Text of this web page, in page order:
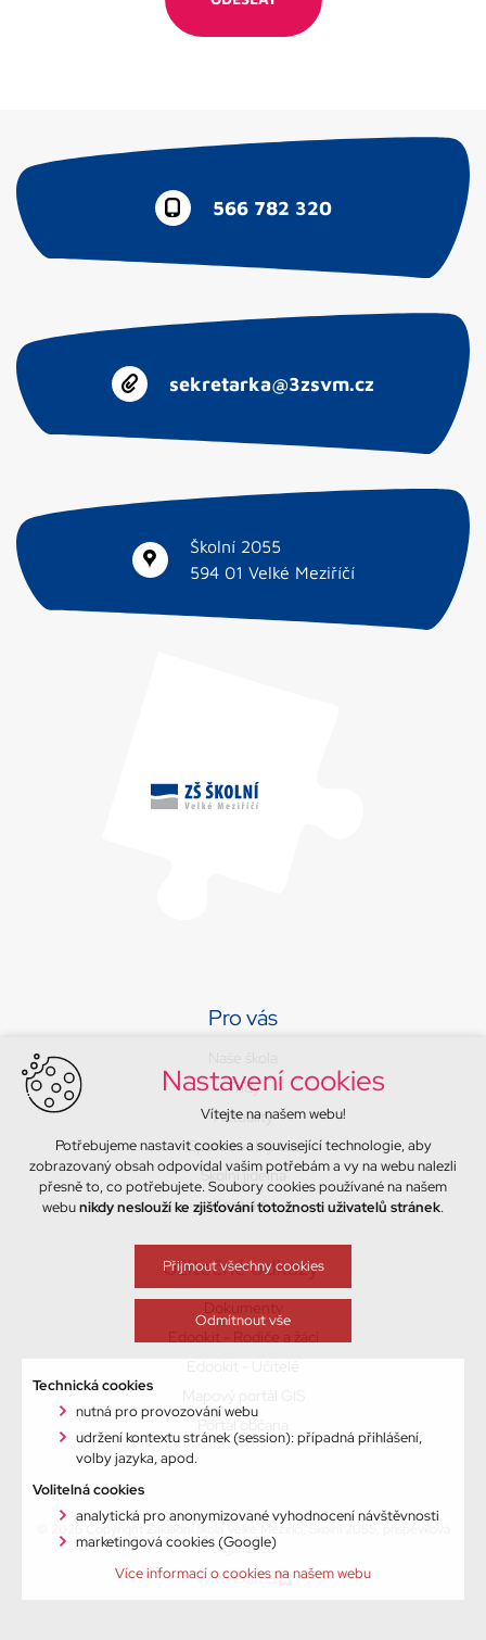
566 782 320
sekretarka@3zsvm.cz
Školní 2055
594 01 Velké Meziříčí
Pro vás
Třídy
Aktuality
Sport a volný čas
Školní jídelna
Kontakty
Užitečné odkazy
© 2026 Copyright Základní škola Velké Meziříčí, Školní 2055, příspěvková
organizace
Vytvořil xart.cz
Nastavení cookies
Vítejte na našem webu!
Potřebujeme nastavit cookies a související technologie, aby
zobrazovaný obsah odpovídal vašim potřebám a vy na webu nalezli
přesně to, co potřebujete. Soubory cookies používané na našem
webunikdy neslouží ke zjišťování totožnosti uživatelů stránek.
Přijmout všechny cookies
Odmítnout vše
Technická cookies
nutná pro provozování webu
udržení kontextu stránek (session): případná přihlášení,
volby jazyka, apod.
Volitelná cookies
analytická pro anonymizované vyhodnocení návštěvnosti
marketingová cookies (Google)
Více informací o cookies na našem webu